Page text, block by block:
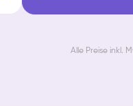
Alle Preise inkl.